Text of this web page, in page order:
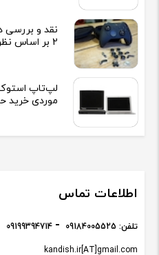
نقد و
2 بر اساس نظرات کاربران واقعی
موردی خرید
اطلاعات تماس
kandish.ir[AT]gmail.com
تلفن: 09184005525
09199394714